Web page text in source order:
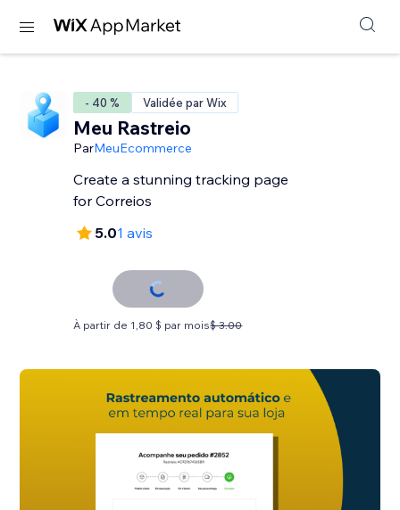
- 40 % Validée par Wix
Meu Rastreio
ParMeuEcommerce
Create a stunning tracking page
for Correios
5.01 avis
À partir de 1,80 $ par mois$ 3.00